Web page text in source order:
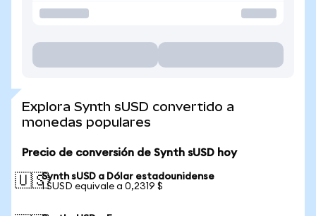
Explora Synth sUSD convertido a
monedas populares
Precio de conversión de Synth sUSD hoy
🇺🇸Synth sUSD a Dólar estadounidense
1 SUSD equivale a 0,2319 $